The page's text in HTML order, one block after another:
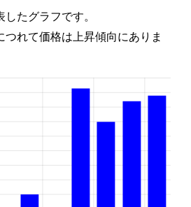
たグラフです。
れて価格は上昇傾向にありま